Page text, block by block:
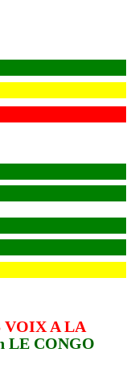
VOIX A LA
LE CONGO